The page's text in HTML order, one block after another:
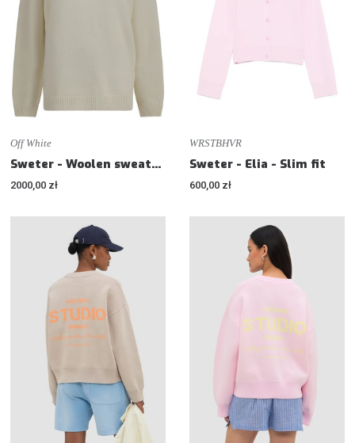
Off White
Sweter - Woolen sweater Bookish - Loose fit
2000,00 zł
WRSTBHVR
Sweter - Elia - Slim fit
600,00 zł